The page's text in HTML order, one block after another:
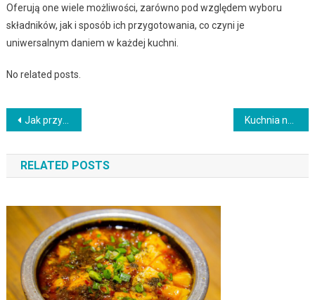
Oferują one wiele możliwości, zarówno pod względem wyboru
składników, jak i sposób ich przygotowania, co czyni je
uniwersalnym daniem w każdej kuchni.
No related posts.
Nawigacja
wpisu
Jak przygotować pyszne danie wegetariańskie – bez mięsa, ale z bogactwem smaku
RELATED POSTS